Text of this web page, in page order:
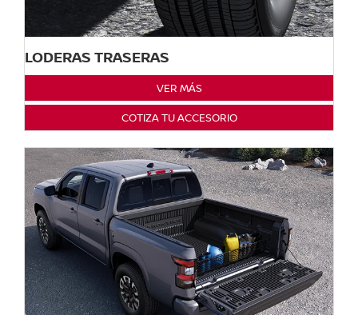
LODERAS TRASERAS
VER MÁS
COTIZA TU ACCESORIO